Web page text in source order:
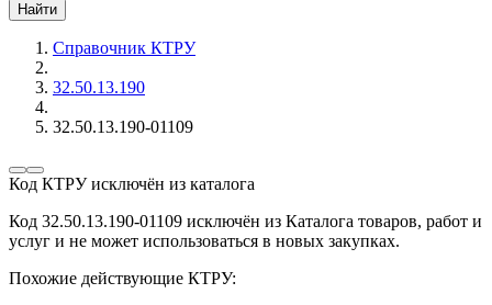
Найти
Справочник КТРУ
32.50.13.190
32.50.13.190-01109
Код КТРУ исключён из каталога
Код 32.50.13.190-01109 исключён из Каталога товаров, работ и
услуг и не может использоваться в новых закупках.
Похожие действующие КТРУ: